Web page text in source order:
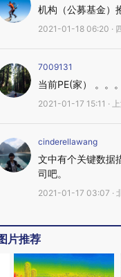
机构（公募基金）
2021-01-18 06:20 ·
7009131
当前PE(家） 。。
2021-01-17 15:11 ·
cinderellawang
文中有个关键数据
司吧。
2021-01-17 03:07 ·
片推荐